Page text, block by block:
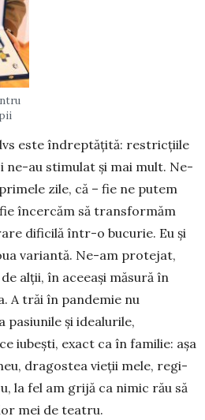
este îndreptăţită: restricţiile
ne-au stimulat şi mai mult. Ne-
zile, că – fie ne putem
încer­căm să transformăm
di­ficilă într-o bucurie. Eu şi
variantă. Ne-am protejat,
alţii, în aceeaşi măsură în
A trăi în pandemie nu
pasiunile şi idealurile,
iubeşti, exact ca în familie: aşa
dragostea vieţii mele, regi­
la fel am grijă ca nimic rău să
mei de teatru.